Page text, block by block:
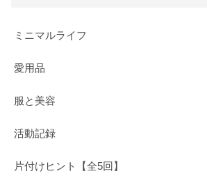
ミニマルライフ
愛用品
服と美容
活動記録
片付けヒント【全5回】